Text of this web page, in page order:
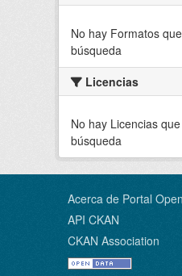
No hay Formatos
búsqueda
Licencias
No hay Licencias
búsqueda
Acerca de Portal
API CKAN
CKAN Association